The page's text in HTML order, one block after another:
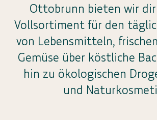
Ottobrunn bieten wir
Vollsortiment für den
von Lebensmitteln,
Gemüse über köstliche
hin zu ökologischen
und